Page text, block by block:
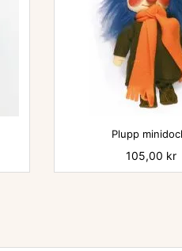

Plupp
Pris
105,00 kr